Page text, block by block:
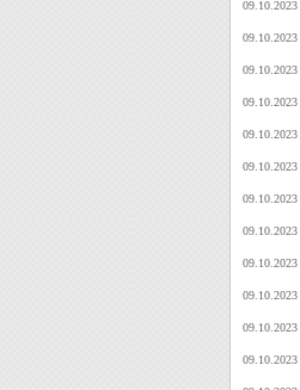
09.10.2023
09.10.2023
09.10.2023
09.10.2023
09.10.2023
09.10.2023
09.10.2023
09.10.2023
09.10.2023
09.10.2023
09.10.2023
09.10.2023